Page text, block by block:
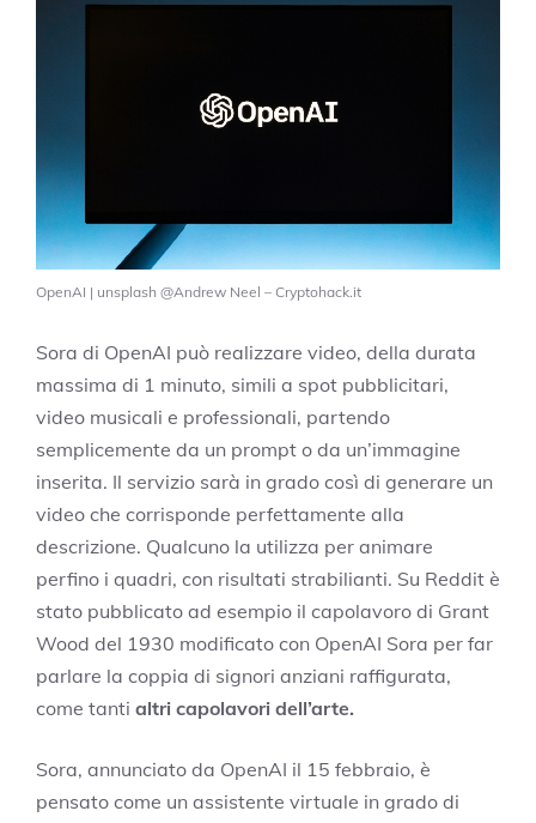
OpenAI | unsplash @Andrew Neel – Cryptohack.it
Sora di OpenAI può realizzare video, della durata
massima di 1 minuto, simili a spot pubblicitari,
video musicali e professionali, partendo
semplicemente da un prompt o da un’immagine
inserita. Il servizio sarà in grado così di generare un
video che corrisponde perfettamente alla
descrizione. Qualcuno la utilizza per animare
perfino i quadri, con risultati strabilianti. Su Reddit è
stato pubblicato ad esempio il capolavoro di Grant
Wood del 1930 modificato con OpenAI Sora per far
parlare la coppia di signori anziani raffigurata,
come tanti altri capolavori dell’arte.
Sora, annunciato da OpenAI il 15 febbraio, è
pensato come un assistente virtuale in grado di